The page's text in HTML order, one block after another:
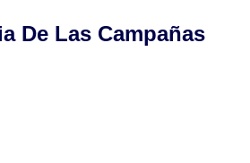
De Las Campañas